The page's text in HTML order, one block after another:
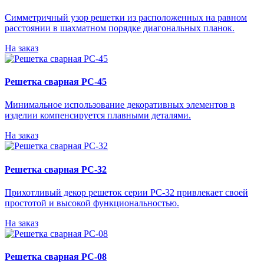
Симметричный узор решетки из расположенных на равном
расстоянии в шахматном порядке диагональных планок.
На заказ
Решетка сварная РС-45
Минимальное использование декоративных элементов в
изделии компенсируется плавными деталями.
На заказ
Решетка сварная РС-32
Прихотливый декор решеток серии РС-32 привлекает своей
простотой и высокой функциональностью.
На заказ
Решетка сварная РС-08